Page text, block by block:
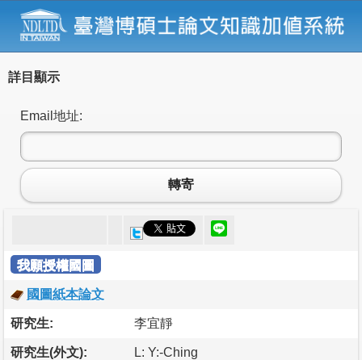
詳目顯示
Email地址:
轉寄
我願授權國圖
國圖紙本論文
研究生: 李宜靜
研究生(外文): L: Y:-Ching